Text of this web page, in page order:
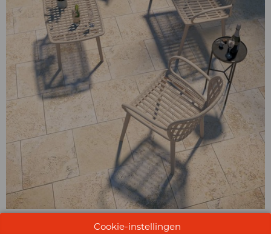
PLASTICA ALTO SELECookie-instellingen